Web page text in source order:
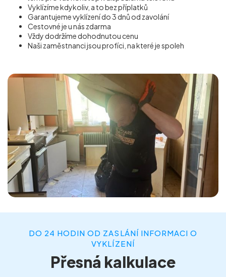
Vyklízíme kdykoliv, a to bez příplatků
Garantujeme vyklízení do 3 dnů od zavolání
Cestovné je u nás zdarma
Vždy dodržíme dohodnutou cenu
Naši zaměstnanci jsou profíci, na které je spoleh
DO 24 HODIN OD ZASLÁNÍ INFORMACI O
VYKLÍZENÍ
Přesná kalkulace